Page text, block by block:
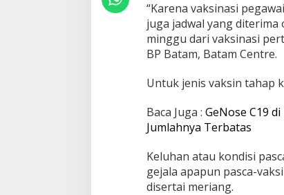
u
b
a
g
e
a
w
a
B
P
B
“Karena vaksinasi
juga jadwal yang
minggu dari vaksinasi
BP Batam, Batam Centre.
Untuk jenis vaksin tahap
Baca Juga : GeNose C19
Jumlahnya Terbatas
Keluhan atau kondisi
gejala apapun pasca-
disertai meriang.